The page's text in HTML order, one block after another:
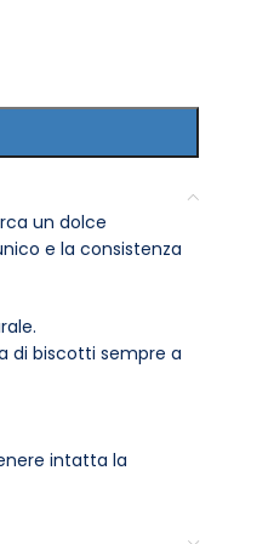
un dolce
e la consistenza
di biscotti sempre a
intatta la